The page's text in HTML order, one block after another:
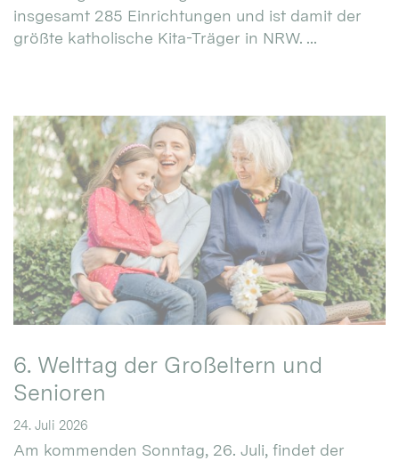
insgesamt 285 Einrichtungen und ist damit der
größte katholische Kita-Träger in NRW. ...
6. Welttag der Großeltern und
Senioren
24. Juli 2026
Am kommenden Sonntag, 26. Juli, findet der